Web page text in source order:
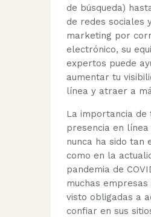
de búsqueda)
de redes sociales
marketing por
electrónico, su
expertos puede
aumentar tu
línea y atraer a
La importancia de
presencia en
nunca ha sido tan
como en la
pandemia de
muchas empresas
visto obligadas a
confiar en sus